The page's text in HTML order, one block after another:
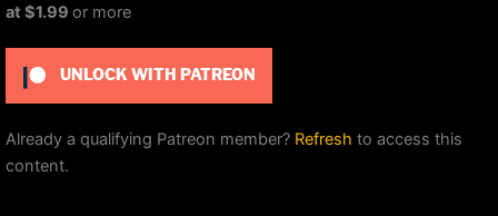
at $1.99 or more
UNLOCK WITH PATREON
Already a qualifying Patreon member? Refresh to access this
content.